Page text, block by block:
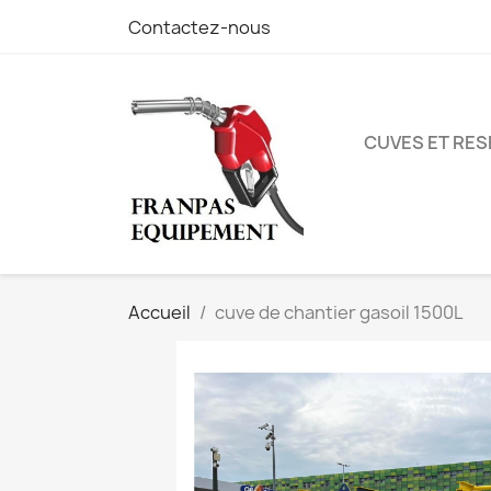
Contactez-nous
CUVES ET
Accueil cuve de chantier gasoil 1500L